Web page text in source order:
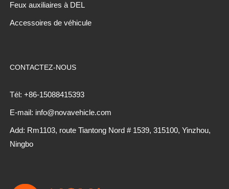
Feux auxiliaires à DEL
Accessoires de véhicule
CONTACTEZ-NOUS
Tél: +86-15088415393
E-mail: info@novavehicle.com
Add: Rm1103, route Tiantong Nord # 1539, 315100, Yinzhou,
Ningbo